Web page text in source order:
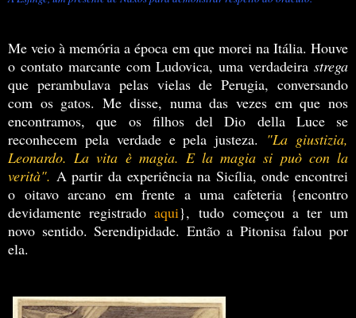
Me veio à memória a época em que morei na Itália. Houve
o contato marcante com Ludovica, uma verdadeira strega
que perambulava pelas vielas de Perugia, conversando
com os gatos. Me disse, numa das vezes em que nos
encontramos, que os filhos del Dio della Luce se
reconhecem pela verdade e pela justeza. "La giustizia,
Leonardo. La vita è magia. E la magia si può con la
verità". A partir da experiência na Sicília, onde encontrei
o oitavo arcano em frente a uma cafeteria {encontro
devidamente registradoaqui}, tudo começou a ter um
novo sentido. Serendipidade. Então a Pitonisa falou por
ela.